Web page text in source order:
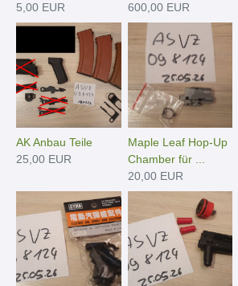
5,00 EUR
600,00 EUR
AK Anbau Teile
25,00 EUR
Maple Leaf Hop-Up
Chamber für ...
20,00 EUR